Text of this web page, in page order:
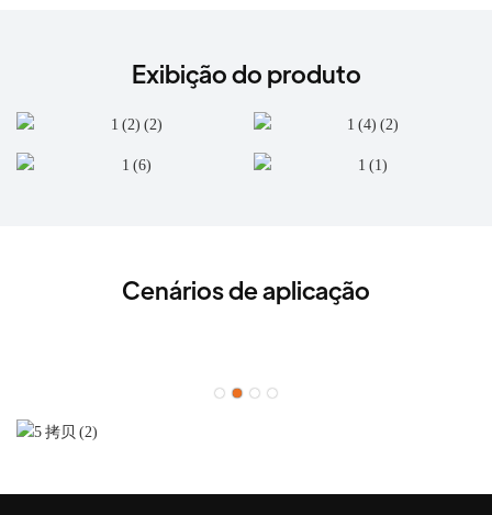
Exibição do produto
Cenários de aplicação